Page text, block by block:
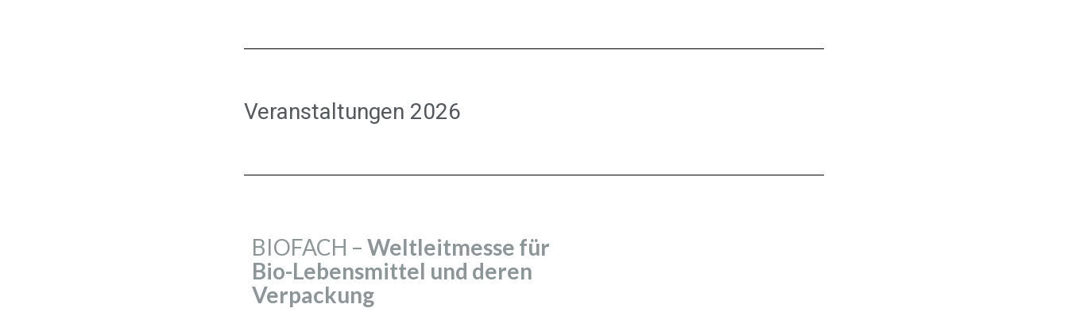
Veranstaltungen 2026
BIOFACH – Weltleitmesse für
Bio-Lebensmittel und deren
Verpackung